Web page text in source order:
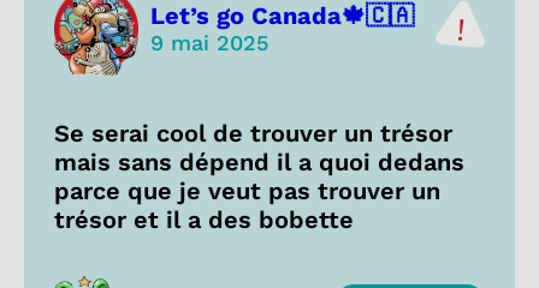
Let’s go Canada🍁🇨🇦
9 mai 2025
Se serai cool de trouver un trésor
mais sans dépend il a quoi dedans
parce que je veut pas trouver un
trésor et il a des bobette